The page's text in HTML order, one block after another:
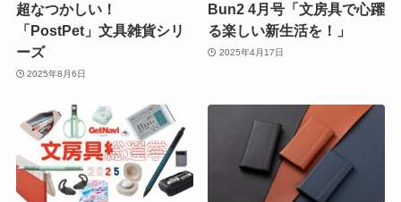
超なつかしい！
「PostPet」文具雑貨シリ
ーズ
2025年8月6日
Bun2 4月号「文房具で心躍
る楽しい新生活を！」
2025年4月17日